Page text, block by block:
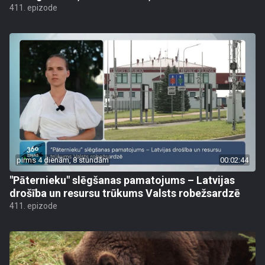
411. epizode
pirms 4 dienām, 8 stundām 00:02:44
"Pāternieku" slēgšanas pamatojums – Latvijas
drošība un resursu trūkums Valsts robežsardzē
411. epizode